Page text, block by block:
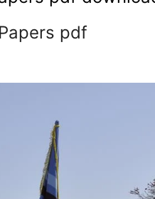
pdf